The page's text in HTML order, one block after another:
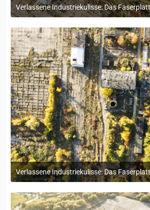
4. November 2024 um 16:15
4. November 2024 um 16:15